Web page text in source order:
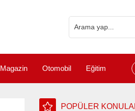
Magazin Otomobil Eğitim
POPÜLER